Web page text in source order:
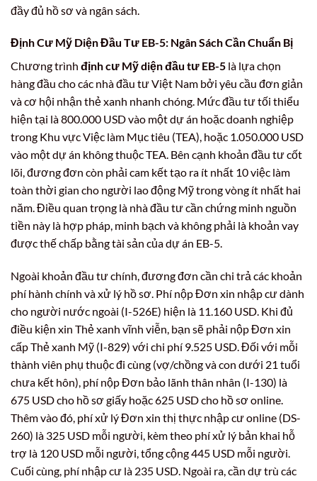
đầy đủ hồ sơ và ngân sách.
Định Cư Mỹ Diện Đầu Tư EB-5: Ngân Sách Cần Chuẩn Bị
Chương trình định cư Mỹ diện đầu tư EB-5 là lựa chọn
hàng đầu cho các nhà đầu tư Việt Nam bởi yêu cầu đơn giản
và cơ hội nhận thẻ xanh nhanh chóng. Mức đầu tư tối thiểu
hiện tại là 800.000 USD vào một dự án hoặc doanh nghiệp
trong Khu vực Việc làm Mục tiêu (TEA), hoặc 1.050.000 USD
vào một dự án không thuộc TEA. Bên cạnh khoản đầu tư cốt
lõi, đương đơn còn phải cam kết tạo ra ít nhất 10 việc làm
toàn thời gian cho người lao động Mỹ trong vòng ít nhất hai
năm. Điều quan trọng là nhà đầu tư cần chứng minh nguồn
tiền này là hợp pháp, minh bạch và không phải là khoản vay
được thế chấp bằng tài sản của dự án EB-5.
Ngoài khoản đầu tư chính, đương đơn cần chi trả các khoản
phí hành chính và xử lý hồ sơ. Phí nộp Đơn xin nhập cư dành
cho người nước ngoài (I-526E) hiện là 11.160 USD. Khi đủ
điều kiện xin Thẻ xanh vĩnh viễn, bạn sẽ phải nộp Đơn xin
cấp Thẻ xanh Mỹ (I-829) với chi phí 9.525 USD. Đối với mỗi
thành viên phụ thuộc đi cùng (vợ/chồng và con dưới 21 tuổi
chưa kết hôn), phí nộp Đơn bảo lãnh thân nhân (I-130) là
675 USD cho hồ sơ giấy hoặc 625 USD cho hồ sơ online.
Thêm vào đó, phí xử lý Đơn xin thị thực nhập cư online (DS-
260) là 325 USD mỗi người, kèm theo phí xử lý bản khai hỗ
trợ là 120 USD mỗi người, tổng cộng 445 USD mỗi người.
Cuối cùng, phí nhập cư là 235 USD. Ngoài ra, cần dự trù các